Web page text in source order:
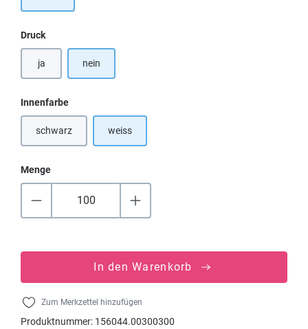
Druckauswählen
ja nein
Innenfarbeauswählen
schwarz(Diese Option ist zurzeit nicht verfügbar.)
weiss
Menge
In den Warenkorb
Zum Merkzettel hinzufügen
Produktnummer: 156044.00300300